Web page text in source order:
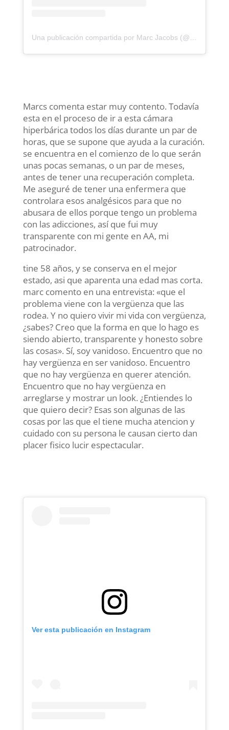
Marcs comenta estar muy contento. Todavía
esta en el proceso de ir a esta cámara
hiperbárica todos los días durante un par de
horas, que se supone que ayuda a la curación.
se encuentra en el comienzo de lo que serán
unas pocas semanas, o un par de meses,
antes de tener una recuperación completa.
Me aseguré de tener una enfermera que
controlara esos analgésicos para que no
abusara de ellos porque tengo un problema
con las adicciones, así que fui muy
transparente con mi gente en AA, mi
patrocinador.
tine 58 años, y se conserva en el mejor
estado, asi que aparenta una edad mas corta.
marc comento en una entrevista: «que el
problema viene con la vergüenza que las
rodea. Y no quiero vivir mi vida con vergüenza,
¿sabes? Creo que la forma en que lo hago es
siendo abierto, transparente y honesto sobre
las cosas». Sí, soy vanidoso. Encuentro que no
hay vergüenza en ser vanidoso. Encuentro
que no hay vergüenza en querer atención.
Encuentro que no hay vergüenza en
arreglarse y mostrar un look. ¿Entiendes lo
que quiero decir? Esas son algunas de las
cosas por las que el tiene mucha atencion y
cuidado con su persona le causan cierto dan
placer fisico lucir espectacular.
Ver esta publicación en Instagram